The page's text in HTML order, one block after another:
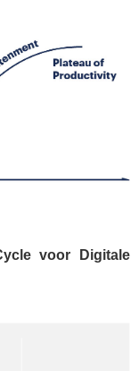
voor Digitale